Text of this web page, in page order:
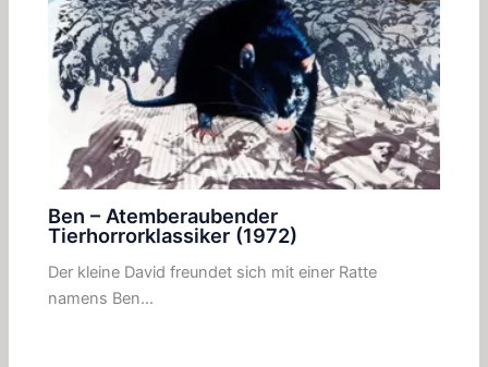
Ben – Atemberaubender
Tierhorrorklassiker (1972)
Der kleine David freundet sich mit einer Ratte
namens Ben…